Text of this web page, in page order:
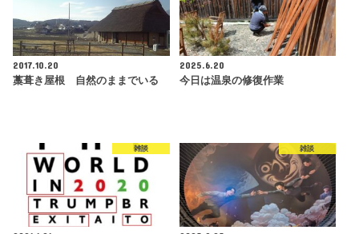
2017.10.20
藁葺き屋根 自然のままでいる
2025.6.20
今日は温泉の修復作業
雑談 雑談